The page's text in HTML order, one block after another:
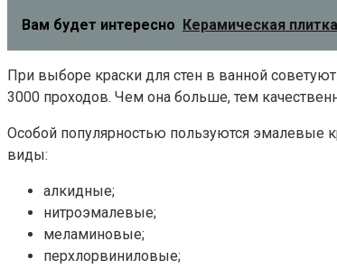
Вам будет интересно Керамическая
При выборе краски для стен в ванной
3000 проходов. Чем она больше, тем
Особой популярностью пользуются эмалевые
виды:
алкидные;
нитроэмалевые;
меламиновые;
перхлорвиниловые;